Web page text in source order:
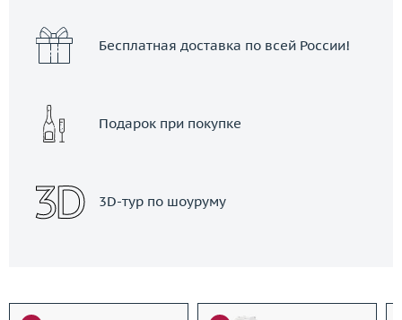
Бесплатная доставка по всей России!
Подарок при покупке
3D-тур по шоуруму